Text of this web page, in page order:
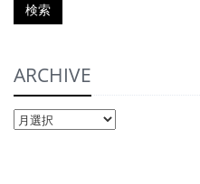
ARCHIVE
ARCHIVE